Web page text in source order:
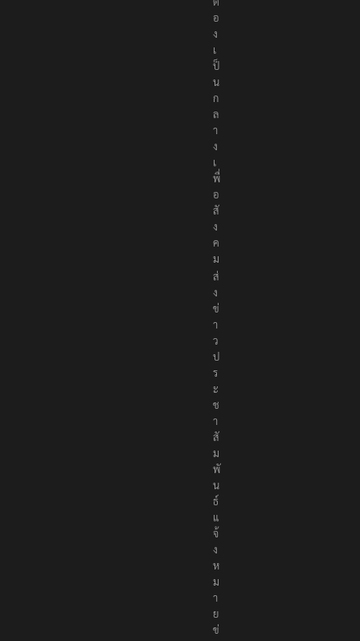
ง
เ
ป็
น
ก
ล
า
ง
เ
พื่
อ
สั
ง
ค
ม
ส่
ง
ข่
า
ว
ป
ร
ะ
ช
า
สั
ม
พั
น
ธ์
แ
จ้
ง
ห
ม
า
ย
ข่
า